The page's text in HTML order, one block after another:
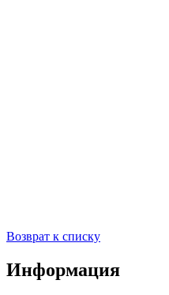
Возврат к списку
Информация